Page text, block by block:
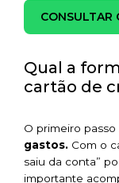
CONSULTAR
Qual a
cartão de
O primeiro
gastos. Com o
saiu da conta”
importante